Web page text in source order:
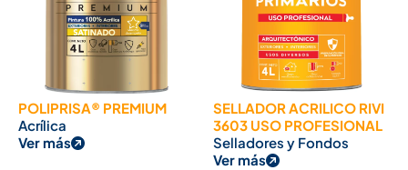
POLIPRISA® PREMIUM
Acrílica
Ver más
SELLADOR ACRILICO RIVI
3603 USO PROFESIONAL
Selladores y Fondos
Ver más